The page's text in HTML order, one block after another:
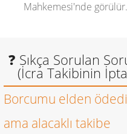
Mahkemesi'nde görülür.
❓ Sıkça Sorulan
(İcra Takibinin
Borcumu elden
ama alacaklı takibe